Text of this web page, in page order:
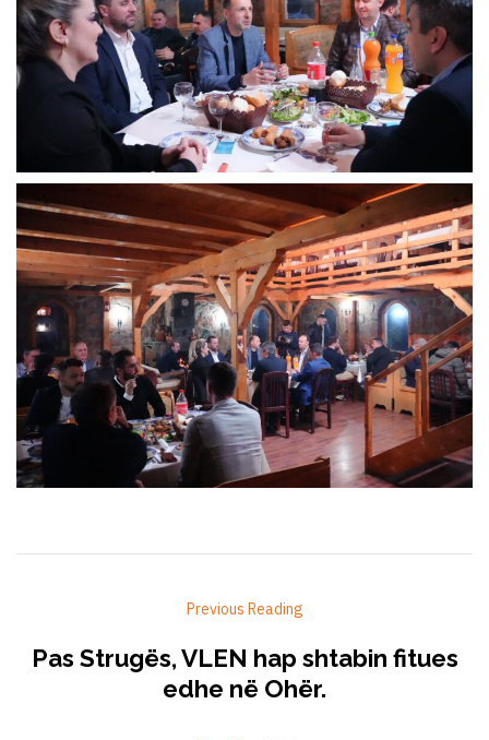
Previous Reading
Pas Strugës, VLEN hap shtabin fitues
edhe në Ohër.